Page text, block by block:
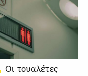
Οι τουαλέτες